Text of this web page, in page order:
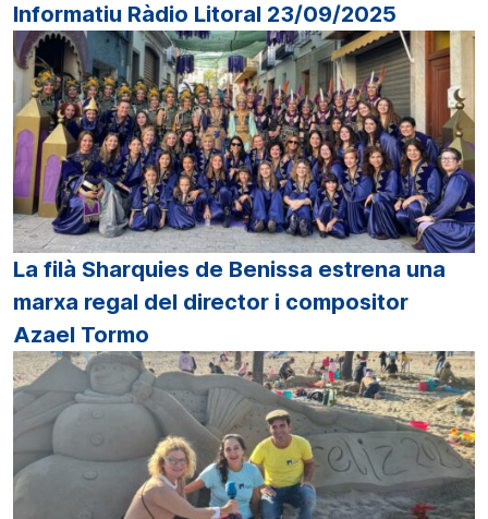
Informatiu Ràdio Litoral 23/09/2025
La filà Sharquies de Benissa estrena una
marxa regal del director i compositor
Azael Tormo